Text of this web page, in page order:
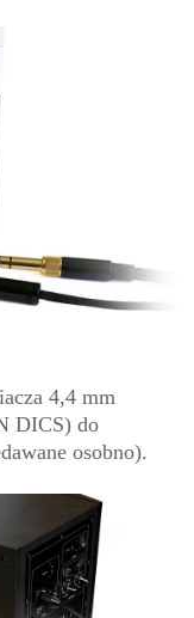
4,4 mm
DICS) do
osobno).